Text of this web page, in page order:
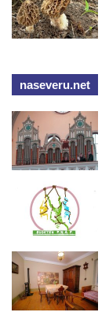
naseveru.net